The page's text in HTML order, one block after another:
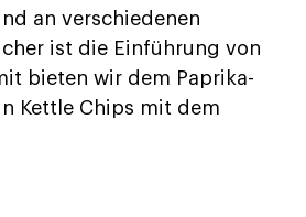
an verschiedenen
ist die Einführung von
bieten wir dem Paprika-
Kettle Chips mit dem